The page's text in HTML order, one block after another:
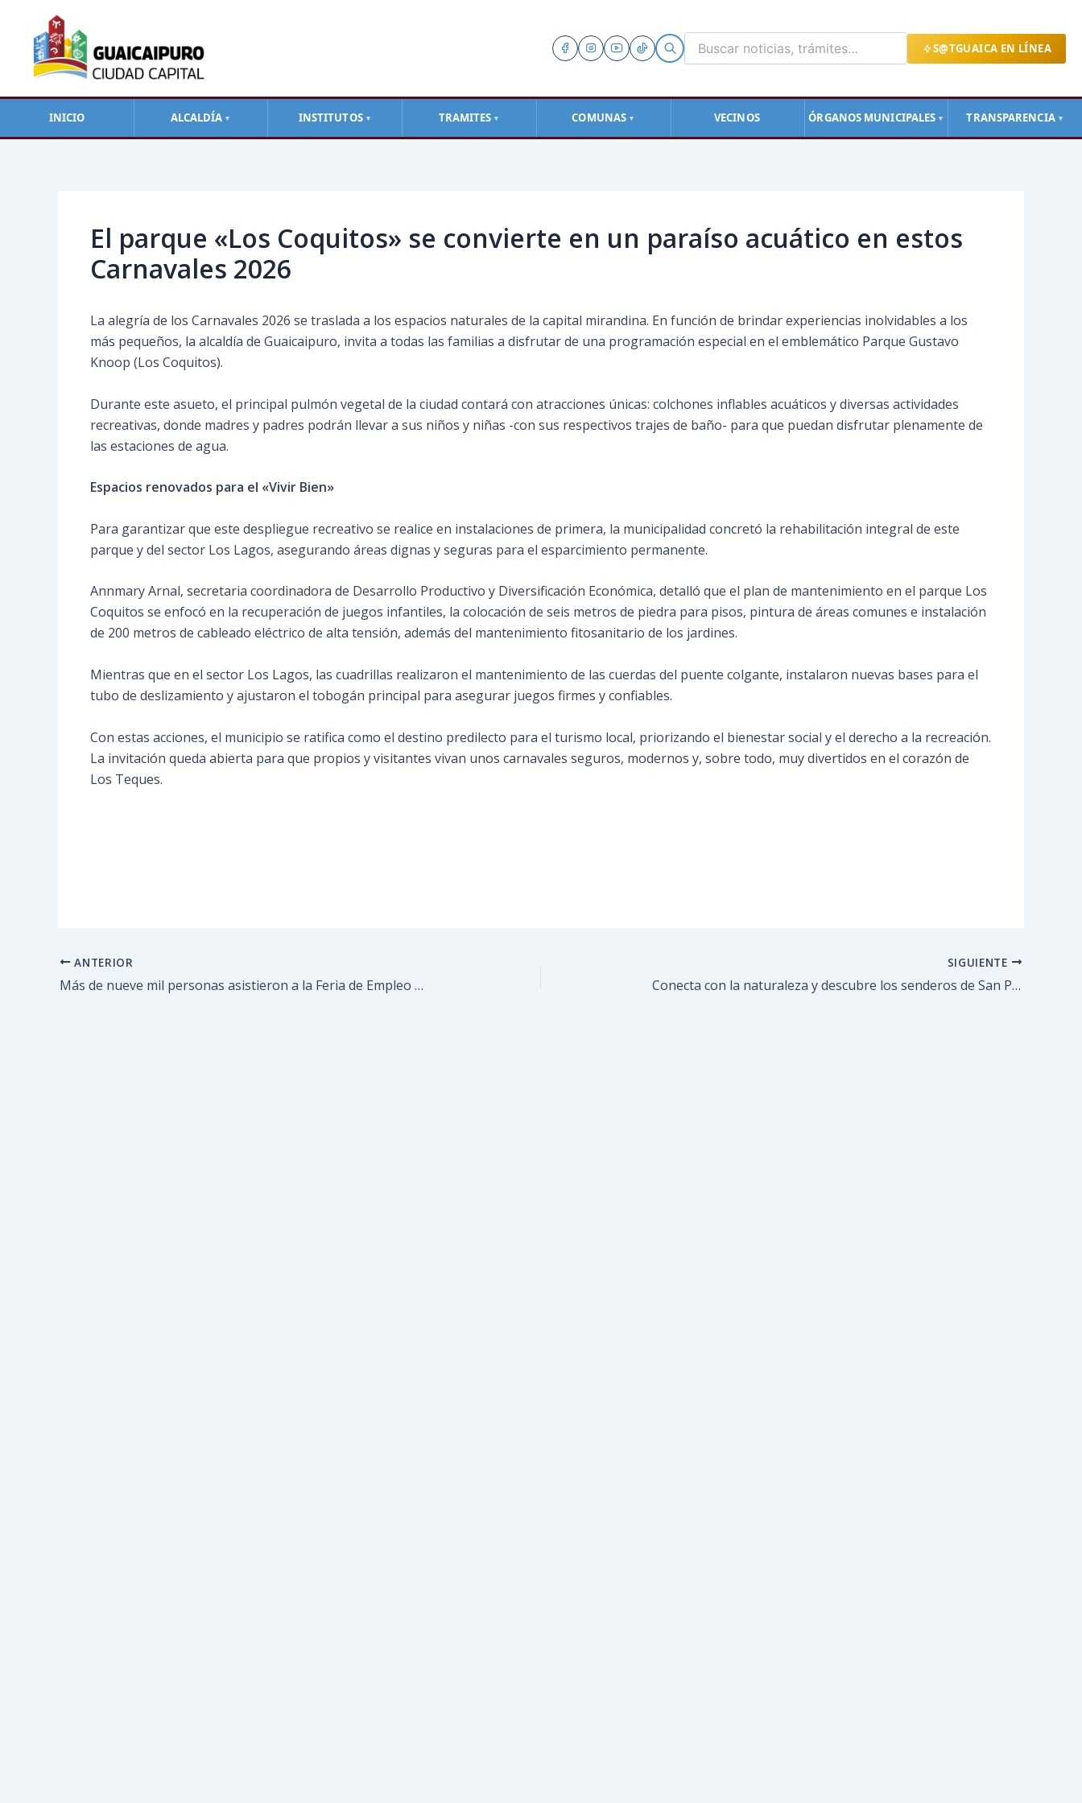
S@TGUAICA EN LÍNEA
INICIO ALCALDÍA ▼ INSTITUTOS ▼ TRAMITES ▼ COMUNAS ▼ VECINOS ÓRGANOS MUNICIPALES ▼ TRANSPARENCIA ▼
contenido
El parque «Los Coquitos» se convierte en un paraíso acuático en estos
Carnavales 2026
La alegría de los Carnavales 2026 se traslada a los espacios naturales de la capital mirandina. En función de brindar experiencias inolvidables a los
más pequeños, la alcaldía de Guaicaipuro, invita a todas las familias a disfrutar de una programación especial en el emblemático Parque Gustavo
Knoop (Los Coquitos).
Durante este asueto, el principal pulmón vegetal de la ciudad contará con atracciones únicas: colchones inflables acuáticos y diversas actividades
recreativas, donde madres y padres podrán llevar a sus niños y niñas -con sus respectivos trajes de baño- para que puedan disfrutar plenamente de
las estaciones de agua.
Espacios renovados para el «Vivir Bien»
Para garantizar que este despliegue recreativo se realice en instalaciones de primera, la municipalidad concretó la rehabilitación integral de este
parque y del sector Los Lagos, asegurando áreas dignas y seguras para el esparcimiento permanente.
Annmary Arnal, secretaria coordinadora de Desarrollo Productivo y Diversificación Económica, detalló que el plan de mantenimiento en el parque Los
Coquitos se enfocó en la recuperación de juegos infantiles, la colocación de seis metros de piedra para pisos, pintura de áreas comunes e instalación
de 200 metros de cableado eléctrico de alta tensión, además del mantenimiento fitosanitario de los jardines.
Mientras que en el sector Los Lagos, las cuadrillas realizaron el mantenimiento de las cuerdas del puente colgante, instalaron nuevas bases para el
tubo de deslizamiento y ajustaron el tobogán principal para asegurar juegos firmes y confiables.
Con estas acciones, el municipio se ratifica como el destino predilecto para el turismo local, priorizando el bienestar social y el derecho a la recreación.
La invitación queda abierta para que propios y visitantes vivan unos carnavales seguros, modernos y, sobre todo, muy divertidos en el corazón de
Los Teques.
ANTERIOR
Más de nueve mil personas asistieron a la Feria de Empleo en Guaicaipuro
SIGUIENTE
Conecta con la naturaleza y descubre los senderos de San Pedro de Los Altos